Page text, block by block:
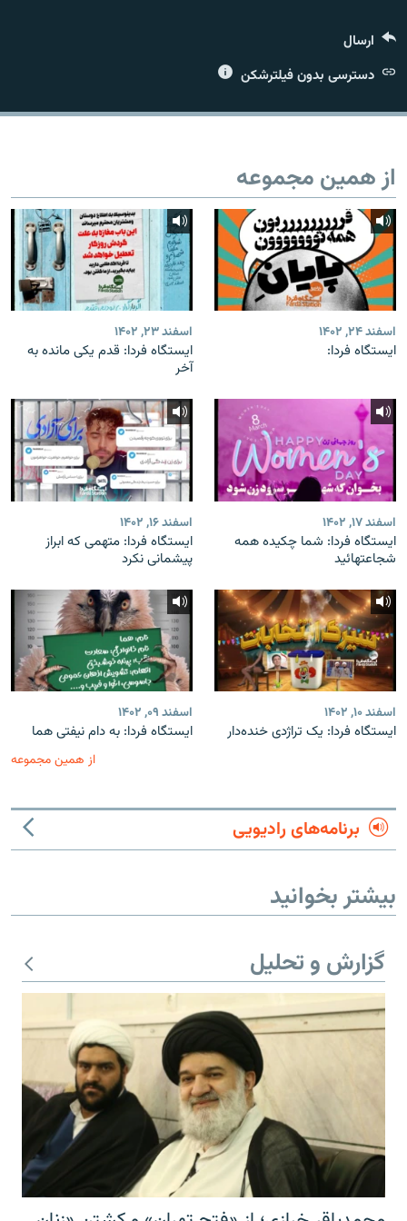
زبان‌های دیگر
ارسال
دسترسی بدون فیلترشکن
از همین مجموعه
اسفند ۲۴, ۱۴۰۲
ایستگاه فردا:
اسفند ۲۳, ۱۴۰۲
ایستگاه فردا: قدم یکی مانده به
آخر
اسفند ۱۷, ۱۴۰۲
ایستگاه فردا: شما چکیده همه
شجاعتهائید
اسفند ۱۶, ۱۴۰۲
ایستگاه فردا: متهمی که ابراز
پیشمانی نکرد
اسفند ۱۰, ۱۴۰۲
ایستگاه فردا: یک تراژدی خنده‌دار
اسفند ۰۹, ۱۴۰۲
ایستگاه فردا: به دام نیفتی هما
از همین مجموعه
برنامه‌های رادیویی
بیشتر بخوانید
گزارش و تحلیل